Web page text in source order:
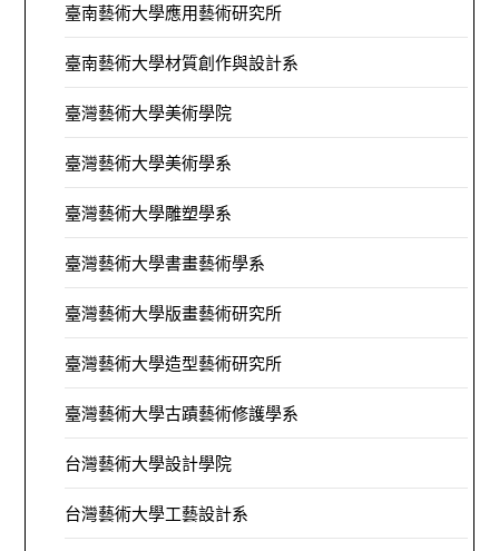
臺南藝術大學應用藝術研究所
臺南藝術大學材質創作與設計系
臺灣藝術大學美術學院
臺灣藝術大學美術學系
臺灣藝術大學雕塑學系
臺灣藝術大學書畫藝術學系
臺灣藝術大學版畫藝術研究所
臺灣藝術大學造型藝術研究所
臺灣藝術大學古蹟藝術修護學系
台灣藝術大學設計學院
台灣藝術大學工藝設計系